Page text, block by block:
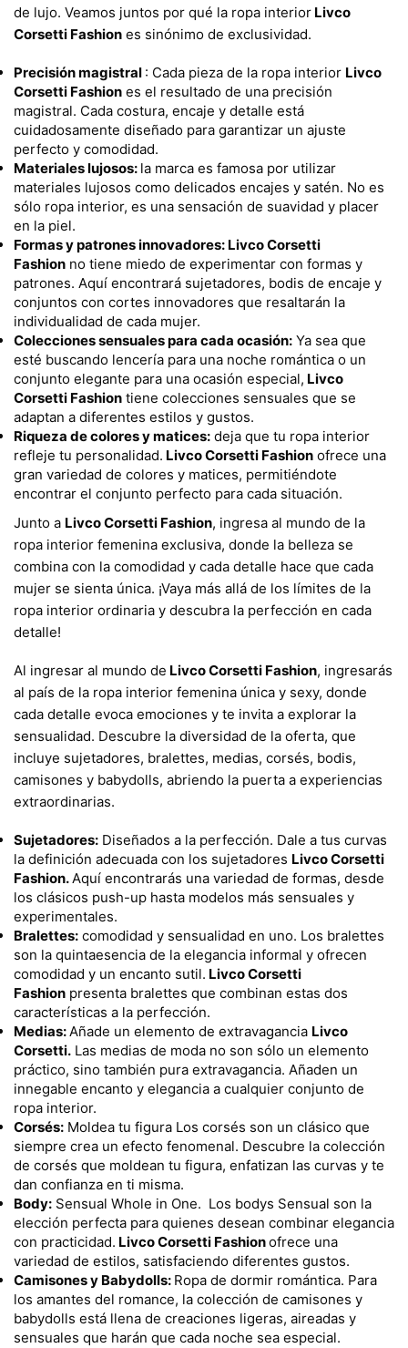
de lujo. Veamos juntos por qué la ropa interior Livco
Corsetti Fashion es sinónimo de exclusividad.
Precisión magistral : Cada pieza de la ropa interior Livco
Corsetti Fashion es el resultado de una precisión
magistral. Cada costura, encaje y detalle está
cuidadosamente diseñado para garantizar un ajuste
perfecto y comodidad.
Materiales lujosos: la marca es famosa por utilizar
materiales lujosos como delicados encajes y satén. No es
sólo ropa interior, es una sensación de suavidad y placer
en la piel.
Formas y patrones innovadores: Livco Corsetti
Fashion no tiene miedo de experimentar con formas y
patrones. Aquí encontrará sujetadores, bodis de encaje y
conjuntos con cortes innovadores que resaltarán la
individualidad de cada mujer.
Colecciones sensuales para cada ocasión: Ya sea que
esté buscando lencería para una noche romántica o un
conjunto elegante para una ocasión especial, Livco
Corsetti Fashion tiene colecciones sensuales que se
adaptan a diferentes estilos y gustos.
Riqueza de colores y matices: deja que tu ropa interior
refleje tu personalidad. Livco Corsetti Fashion ofrece una
gran variedad de colores y matices, permitiéndote
encontrar el conjunto perfecto para cada situación.
Junto a Livco Corsetti Fashion, ingresa al mundo de la
ropa interior femenina exclusiva, donde la belleza se
combina con la comodidad y cada detalle hace que cada
mujer se sienta única. ¡Vaya más allá de los límites de la
ropa interior ordinaria y descubra la perfección en cada
detalle!
Al ingresar al mundo de Livco Corsetti Fashion, ingresarás
al país de la ropa interior femenina única y sexy, donde
cada detalle evoca emociones y te invita a explorar la
sensualidad. Descubre la diversidad de la oferta, que
incluye sujetadores, bralettes, medias, corsés, bodis,
camisones y babydolls, abriendo la puerta a experiencias
extraordinarias.
Sujetadores: Diseñados a la perfección. Dale a tus curvas
la definición adecuada con los sujetadores Livco Corsetti
Fashion.Aquí encontrarás una variedad de formas, desde
los clásicos push-up hasta modelos más sensuales y
experimentales.
Bralettes: comodidad y sensualidad en uno. Los bralettes
son la quintaesencia de la elegancia informal y ofrecen
comodidad y un encanto sutil. Livco Corsetti
Fashion presenta bralettes que combinan estas dos
características a la perfección.
Medias:Añade un elemento de extravagancia Livco
Corsetti. Las medias de moda no son sólo un elemento
práctico, sino también pura extravagancia. Añaden un
innegable encanto y elegancia a cualquier conjunto de
ropa interior.
Corsés: Moldea tu figura Los corsés son un clásico que
siempre crea un efecto fenomenal. Descubre la colección
de corsés que moldean tu figura, enfatizan las curvas y te
dan confianza en ti misma.
Body: Sensual Whole in One. Los bodys Sensual son la
elección perfecta para quienes desean combinar elegancia
con practicidad. Livco Corsetti Fashionofrece una
variedad de estilos, satisfaciendo diferentes gustos.
Camisones y Babydolls: Ropa de dormir romántica. Para
los amantes del romance, la colección de camisones y
babydolls está llena de creaciones ligeras, aireadas y
sensuales que harán que cada noche sea especial.